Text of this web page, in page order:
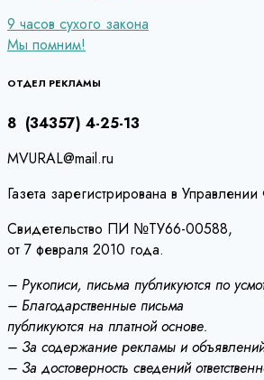
Навигация
по
записям
9 часов сухого закона
Мы помним!
ОТДЕЛ РЕКЛАМЫ
8 (34357) 4-25-13
MVURAL@mail.ru
Газета зарегистрирована в
Свидетельство ПИ №ТУ66-00588,
от 7 февраля 2010 года.
– Рукописи, письма публикуются по
– Благодарственные письма
публикуются на платной основе.
– За содержание рекламы и объявлений
– За достоверность сведений